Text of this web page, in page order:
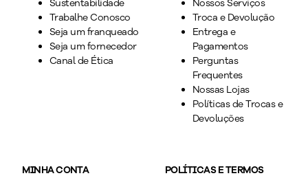
Sustentabilidade
Trabalhe Conosco
Seja um franqueado
Seja um fornecedor
Canal de Ética
Nossos Serviços
Troca e Devolução
Entrega e
Pagamentos
Perguntas
Frequentes
Nossas Lojas
Políticas de Trocas e
Devoluções
MINHA CONTA POLÍTICAS E TERMOS